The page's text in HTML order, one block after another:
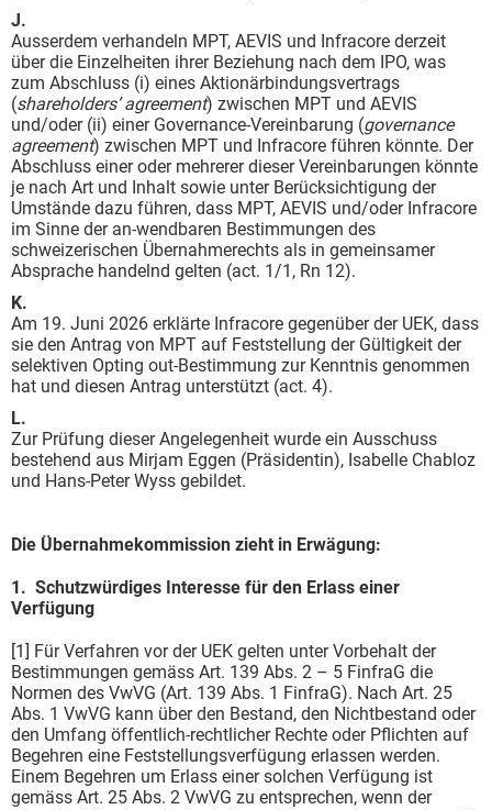
J.
Ausserdem verhandeln MPT, AEVIS und Infracore derzeit
über die Einzelheiten ihrer Beziehung nach dem IPO, was
zum Abschluss (i) eines Aktionärbindungsvertrags
(shareholders’ agreement) zwischen MPT und AEVIS
und/oder (ii) einer Governance-Vereinbarung (governance
agreement) zwischen MPT und Infracore führen könnte. Der
Abschluss einer oder mehrerer dieser Vereinbarungen könnte
je nach Art und Inhalt sowie unter Berücksichtigung der
Umstände dazu führen, dass MPT, AEVIS und/oder Infracore
im Sinne der an-wendbaren Bestimmungen des
schweizerischen Übernahmerechts als in gemeinsamer
Absprache handelnd gelten (act. 1/1, Rn 12).
K.
Am 19. Juni 2026 erklärte Infracore gegenüber der UEK, dass
sie den Antrag von MPT auf Feststellung der Gültigkeit der
selektiven Opting out-Bestimmung zur Kenntnis genommen
hat und diesen Antrag unterstützt (act. 4).
L.
Zur Prüfung dieser Angelegenheit wurde ein Ausschuss
bestehend aus Mirjam Eggen (Präsidentin), Isabelle Chabloz
und Hans-Peter Wyss gebildet.
Die Übernahmekommission zieht in Erwägung:
1. Schutzwürdiges Interesse für den Erlass einer
Verfügung
[1] Für Verfahren vor der UEK gelten unter Vorbehalt der
Bestimmungen gemäss Art. 139 Abs. 2 – 5 FinfraG die
Normen des VwVG (Art. 139 Abs. 1 FinfraG). Nach Art. 25
Abs. 1 VwVG kann über den Bestand, den Nichtbestand oder
den Umfang öffentlich-rechtlicher Rechte oder Pflichten auf
Begehren eine Feststellungsverfügung erlassen werden.
Einem Begehren um Erlass einer solchen Verfügung ist
gemäss Art. 25 Abs. 2 VwVG zu entsprechen, wenn der